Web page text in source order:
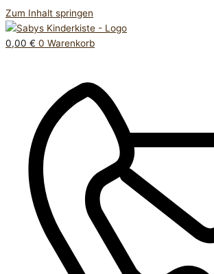
Zum Inhalt springen
0,00 € 0 Warenkorb